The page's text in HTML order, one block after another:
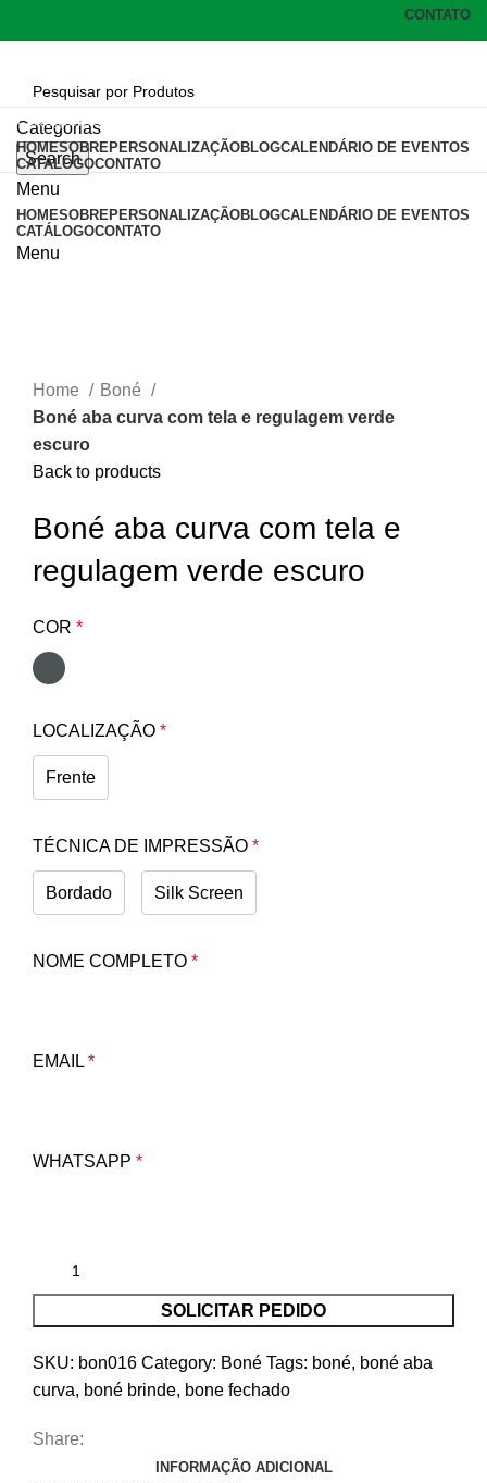
CONTATO
Categorias
Search
Menu
Categorias
HOMESOBREPERSONALIZAÇÃOBLOGCALENDÁRIO DE EVENTOS
CATÁLOGOCONTATO
HOMESOBREPERSONALIZAÇÃOBLOGCALENDÁRIO DE EVENTOS
CATÁLOGOCONTATO
Menu
Home
Boné
Boné aba curva com tela e regulagem verde
escuro
Back to products
Boné aba curva com tela e
regulagem verde escuro
COR *
LOCALIZAÇÃO *
Frente
TÉCNICA DE IMPRESSÃO *
Bordado Silk Screen
NOME COMPLETO *
EMAIL *
WHATSAPP *
SOLICITAR PEDIDO
SKU: bon016 Category: Boné Tags: boné, boné aba
curva, boné brinde, bone fechado
Share:
INFORMAÇÃO ADICIONAL